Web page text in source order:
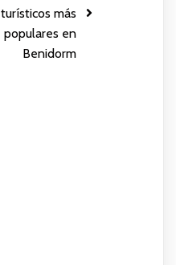
turísticos más
populares en
Benidorm